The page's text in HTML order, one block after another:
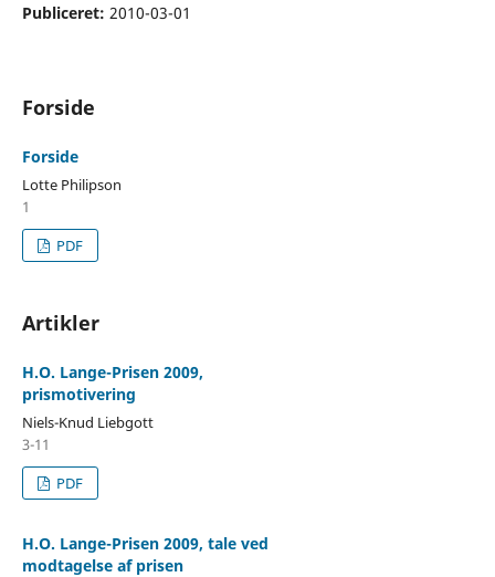
Publiceret: 2010-03-01
Forside
Forside
Lotte Philipson
1
PDF
Artikler
H.O. Lange-Prisen 2009,
prismotivering
Niels-Knud Liebgott
3-11
PDF
H.O. Lange-Prisen 2009, tale ved
modtagelse af prisen